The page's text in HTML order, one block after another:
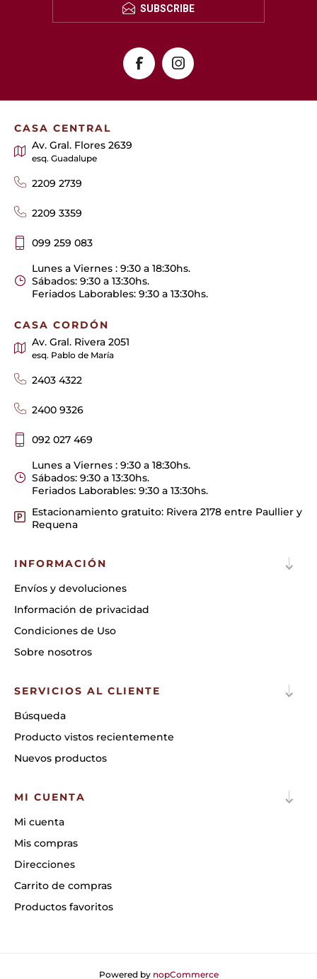
SUBSCRIBE
CASA CENTRAL
Av. Gral. Flores 2639
esq. Guadalupe
2209 2739
2209 3359
099 259 083
Lunes a Viernes : 9:30 a 18:30hs.
Sábados: 9:30 a 13:30hs.
Feriados Laborables: 9:30 a 13:30hs.
CASA CORDÓN
Av. Gral. Rivera 2051
esq. Pablo de María
2403 4322
2400 9326
092 027 469
Lunes a Viernes : 9:30 a 18:30hs.
Sábados: 9:30 a 13:30hs.
Feriados Laborables: 9:30 a 13:30hs.
Estacionamiento gratuito: Rivera 2178 entre Paullier y
Requena
INFORMACIÓN
Envíos y devoluciones
Información de privacidad
Condiciones de Uso
Sobre nosotros
SERVICIOS AL CLIENTE
Búsqueda
Producto vistos recientemente
Nuevos productos
MI CUENTA
Mi cuenta
Mis compras
Direcciones
Carrito de compras
Productos favoritos
Powered by nopCommerce